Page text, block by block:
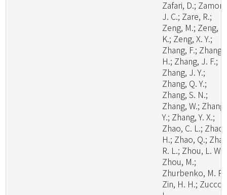
Zafari, D.;
J. C.; Zare, R.;
Zeng, M.; Zeng,
K.; Zeng, X. Y.;
Zhang, F.; Zhang,
H.; Zhang, J. F.;
Zhang, J. Y.;
Zhang, Q. Y.;
Zhang, S. N.;
Zhang, W.; Zhang,
Y.; Zhang, Y. X.;
Zhao, C. L.; Zhao,
H.; Zhao, Q.;
R. L.; Zhou, L. W.;
Zhou, M.;
Zhurbenko, M. P.;
Zin, H. H.;